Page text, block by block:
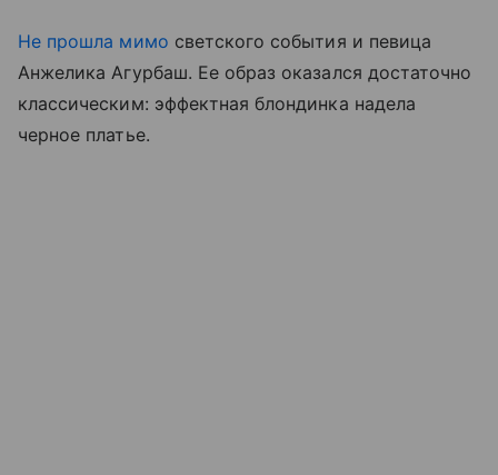
Не прошла мимо светского события и певица
Анжелика Агурбаш. Ее образ оказался достаточно
классическим: эффектная блондинка надела
черное платье.